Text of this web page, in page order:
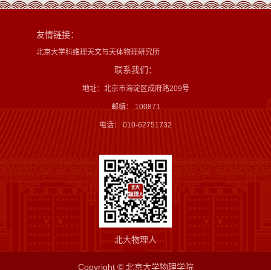
友情链接：
北京大学科维理天文与天体物理研究所
联系我们：
地址：北京市海淀区成府路209号
邮编： 100871
电话： 010-62751732
北大物理人
Copyright © 北京大学物理学院